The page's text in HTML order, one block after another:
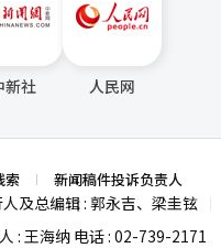
新社 人民网
索 新闻稿件投诉负责人
人及总编辑 : 郭永吉、梁圭铉
: 王海纳 电话 : 02-739-2171